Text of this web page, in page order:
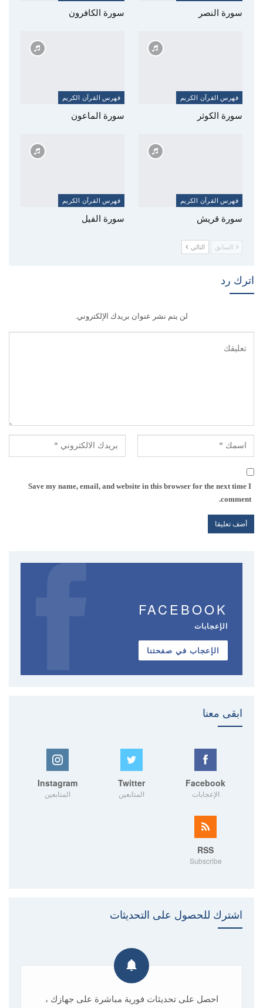
سورة النصر سورة الكافرون
فهرس القرآن الكريم
سورة الكوثر
فهرس القرآن الكريم
سورة الماعون
فهرس القرآن الكريم
سورة قريش
فهرس القرآن الكريم
سورة الفيل
السابق التالي
اترك رد
لن يتم نشر عنوان بريدك الإلكتروني.
Save my name, email, and website in this browser for the next time I
comment.
FACEBOOK
الإعجابات
الإعجاب في صفحتنا
ابقى معنا
Facebook
الإعجابات
Twitter
المتابعين
Instagram
المتابعين
RSS
Subscribe
اشترك للحصول على التحديثات
احصل على تحديثات فورية مباشرة على جهازك ،